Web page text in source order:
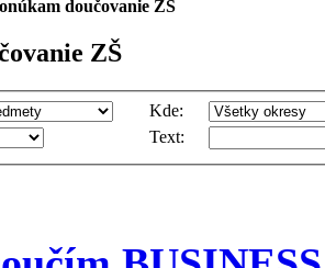
doučovanie ZŠ
ZŠ
Kde:
Text: